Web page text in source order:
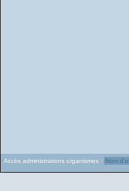
Accès administrations organismes :